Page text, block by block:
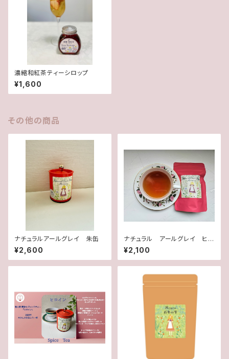
濃縮和紅茶ティーシロップ
¥1,600
その他の商品
ナチュラルアールグレイ 朱缶
¥2,600
ナチュラル アールグレイ ヒ
ロイン
¥2,100